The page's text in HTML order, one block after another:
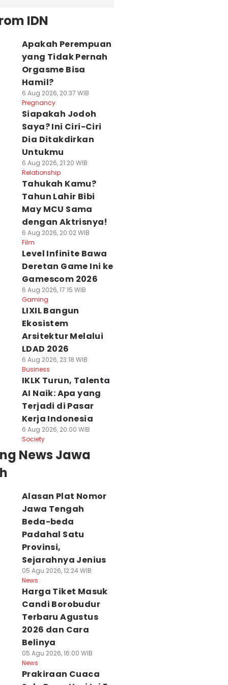
IDN
Apakah Perempuan
yang Tidak Pernah
Orgasme Bisa
Hamil?
6 Aug 2026, 20:37 WIB
Pregnancy
Siapakah Jodoh
Saya? Ini Ciri-Ciri
Dia Ditakdirkan
Untukmu
6 Aug 2026, 21:20 WIB
Relationship
Tahukah Kamu?
Tahun Lahir Bibi
May MCU Sama
dengan Aktrisnya!
6 Aug 2026, 20:02 WIB
Film
Level Infinite Bawa
Deretan Game Ini ke
Gamescom 2026
6 Aug 2026, 17:15 WIB
Gaming
LIXIL Bangun
Ekosistem
Arsitektur Melalui
LDAD 2026
6 Aug 2026, 23:18 WIB
Business
IKLK Turun, Talenta
AI Naik: Apa yang
Terjadi di Pasar
Kerja Indonesia
6 Aug 2026, 20:00 WIB
Society
News Jawa
Alasan Plat Nomor
Jawa Tengah
Beda-beda
Padahal Satu
Provinsi,
Sejarahnya Jenius
05 Agu 2026, 12:24 WIB
News
Harga Tiket Masuk
Candi Borobudur
Terbaru Agustus
2026 dan Cara
Belinya
05 Agu 2026, 16:00 WIB
News
Prakiraan Cuaca